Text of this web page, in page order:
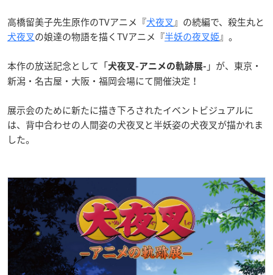
高橋留美子先生原作のTVアニメ『犬夜叉』の続編で、殺生丸と
犬夜叉の娘達の物語を描くTVアニメ『半妖の夜叉姫』。
本作の放送記念として「犬夜叉-アニメの軌跡展- 」が、東京・
新潟・名古屋・大阪・福岡会場にて開催決定！
展示会のために新たに描き下ろされたイベントビジュアルに
は、背中合わせの人間姿の犬夜叉と半妖姿の犬夜叉が描かれま
した。